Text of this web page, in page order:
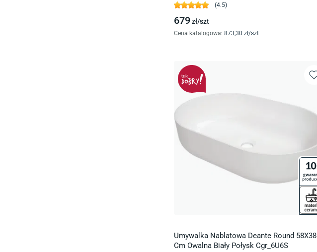
(4.5)
679zł/szt
Cena katalogowa: 873,30 zł/szt
Umywalka Nablatowa Deante Round 58X38
Cm Owalna Biały Połysk Cgr_6U6S